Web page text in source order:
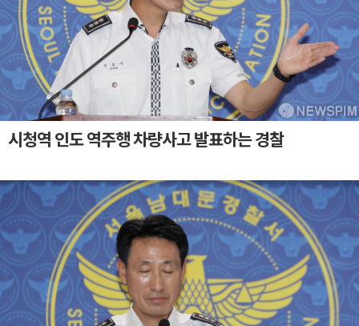
시청역 인도 역주행 차량사고 발표하는 경찰